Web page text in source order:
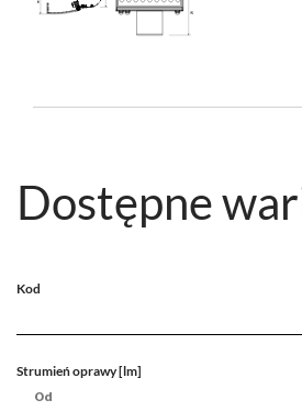
Dostępne
Kod
Strumień oprawy [lm]